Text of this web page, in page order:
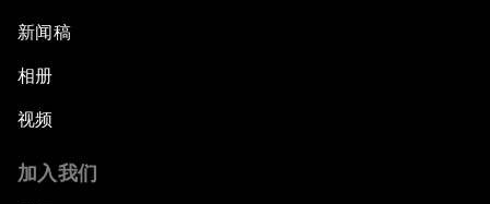
新闻稿
相册
视频
加入我们